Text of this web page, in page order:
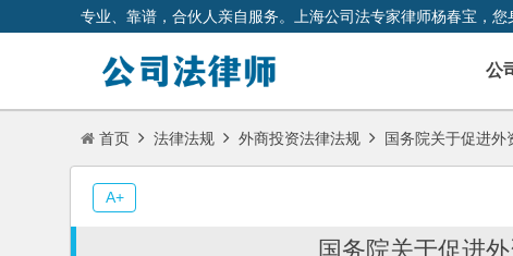
专业、靠谱，合伙人亲自服务。上海公司法专家律师杨春宝，您
公
首页 法律法规 外商投资法律法规 国务院关于促进外
国务院关于促进
A+